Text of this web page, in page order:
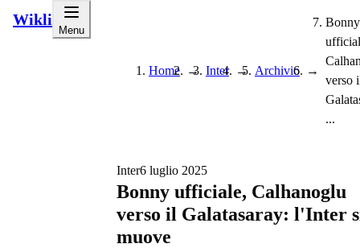
Wikli
Menu
Home → Inter → Archivio →
Bonny
verso
...
Inter6 luglio 2025
Bonny ufficiale, Calhanoglu
verso il Galatasaray: l'Inter
muove